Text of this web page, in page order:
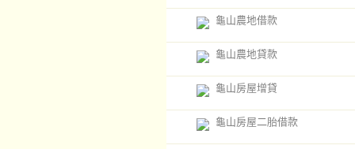
龜山農地借款
龜山農地貸款
龜山房屋增貸
龜山房屋二胎借款